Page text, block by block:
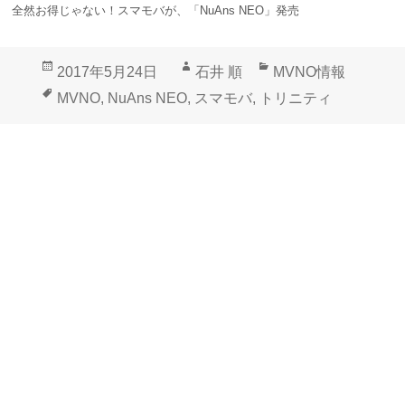
全然お得じゃない！スマモバが、「NuAns NEO」発売
投
稿
2017年5月24日
作
成
石井 順
カ
テ
MVNO情報
タ
MVNO, NuAns NEO, スマモバ, トリニティ